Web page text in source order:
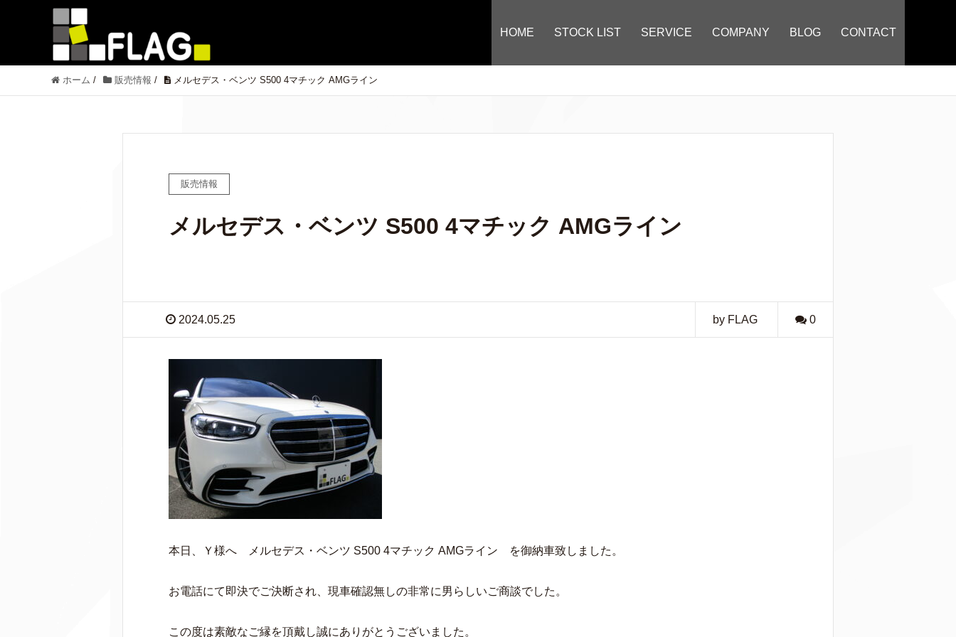
HOME STOCK LIST SERVICE COMPANY BLOG CONTACT
ホーム / 販売情報 / メルセデス・ベンツ S500 4マチック AMGライン
販売情報
メルセデス・ベンツ S500 4マチック AMGライン
2024.05.25 by FLAG 0
本日、Ｙ様へ メルセデス・ベンツ S500 4マチック AMGライン を御納車致しました。
お電話にて即決でご決断され、現車確認無しの非常に男らしいご商談でした。
この度は素敵なご縁を頂戴し誠にありがとうございました。